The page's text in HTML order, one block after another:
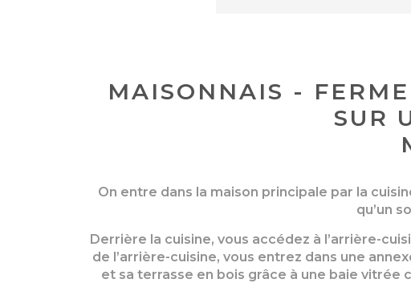
MAISONNAIS -
SUR
On entre dans la maison principale par la
qu’un
Derrière la cuisine, vous accédez à l’arrière-
de l’arrière-cuisine, vous entrez dans une
et sa terrasse en bois grâce à une baie vitrée